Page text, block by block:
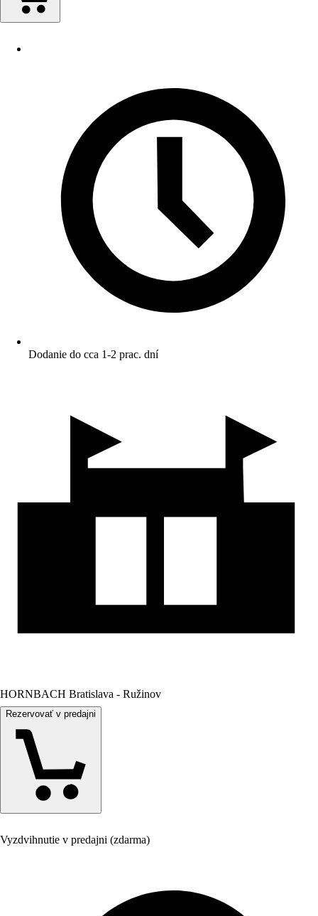
Dodanie do cca 1-2 prac. dní
HORNBACH Bratislava - Ružinov
Rezervovať v predajni
Vyzdvihnutie v predajni (zdarma)